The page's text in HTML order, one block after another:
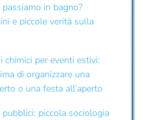
in bagno?
e piccole verità sulla
chimici per eventi estivi:
di organizzare una
o una festa all’aperto
piccola sociologia